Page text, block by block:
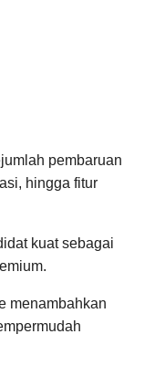
pembaruan
hingga fitur
kuat sebagai
menambahkan